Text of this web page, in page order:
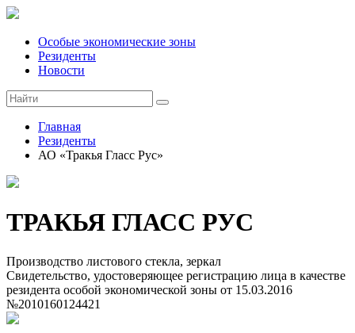
Особые экономические зоны
Резиденты
Новости
Главная
Резиденты
АО «Тракья Гласс Рус»
ТРАКЬЯ ГЛАСС РУС
Производство листового стекла, зеркал
Свидетельство, удостоверяющее регистрацию лица в качестве
резидента особой экономической зоны от 15.03.2016
№2010160124421